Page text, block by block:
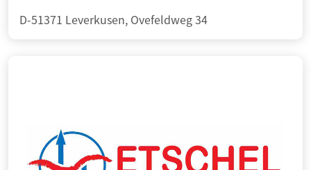
D-51371 Leverkusen, Ovefeldweg 34